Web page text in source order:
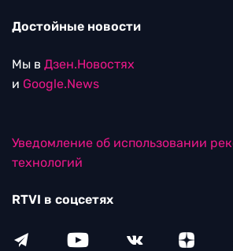
Достойные новости
Мы в Дзен.Новостях
и Google.News
Уведомление об использовании
технологий
RTVI в соцсетях